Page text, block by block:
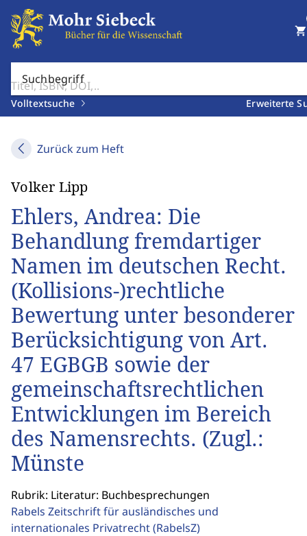
Suchbegriff
Volltextsuche Erweiterte
shopping_cart
Zurück zum Heft
Volker Lipp
Ehlers, Andrea: Die
Behandlung fremdartiger
Namen im deutschen Recht.
(Kollisions-)rechtliche
Bewertung unter besonderer
Berücksichtigung von Art.
47 EGBGB sowie der
gemeinschaftsrechtlichen
Entwicklungen im Bereich
des Namensrechts. (Zugl.:
Münste
Rubrik: Literatur: Buchbesprechungen
Rabels Zeitschrift für ausländisches und
internationales Privatrecht(RabelsZ)